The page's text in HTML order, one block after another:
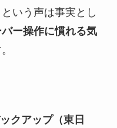
いう声は事実とし
ー操作に慣れる気
クアップ（東日